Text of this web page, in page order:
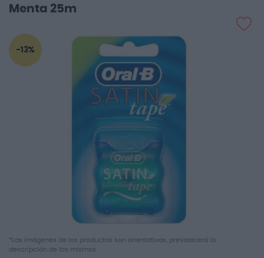
Menta 25m
-13%
Saltar
final
Saltar
al
*Las imágenes de los productos son orientativas, prevalecerá la
descripción de los mismos.